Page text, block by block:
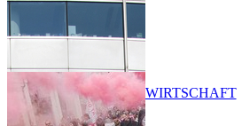
WIRTSCHAFT